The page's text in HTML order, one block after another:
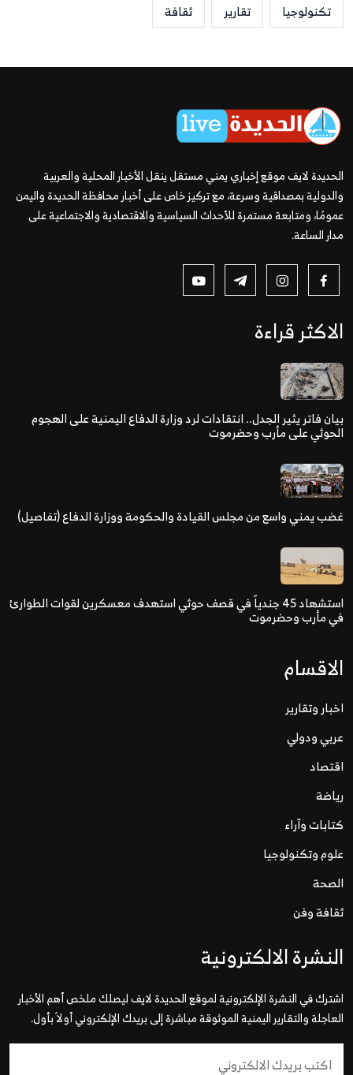
تكنولوجيا
تقارير ثقافة
الحديدة لايف موقع إخباري يمني مستقل ينقل الأخبار المحلية والعربية
والدولية بمصداقية وسرعة، مع تركيز خاص على أخبار محافظة الحديدة واليمن
عمومًا، ومتابعة مستمرة للأحداث السياسية والاقتصادية والاجتماعية على
مدار الساعة.
الاكثر قراءة
بيان فاتر يثير الجدل.. انتقادات لرد وزارة الدفاع اليمنية على الهجوم
الحوثي على مأرب وحضرموت
غضب يمني واسع من مجلس القيادة والحكومة ووزارة الدفاع (تفاصيل)
استشهاد 45 جندياً في قصف حوثي استهدف معسكرين لقوات الطوارئ
في مأرب وحضرموت
الاقسام
اخبار وتقارير
عربي ودولي
اقتصاد
رياضة
كتابات وآراء
علوم وتكنولوجيا
الصحة
ثقافة وفن
النشرة الالكترونية
اشترك في النشرة الإلكترونية لموقع الحديدة لايف ليصلك ملخص أهم الأخبار
العاجلة والتقارير اليمنية الموثوقة مباشرة إلى بريدك الإلكتروني أولاً بأول.